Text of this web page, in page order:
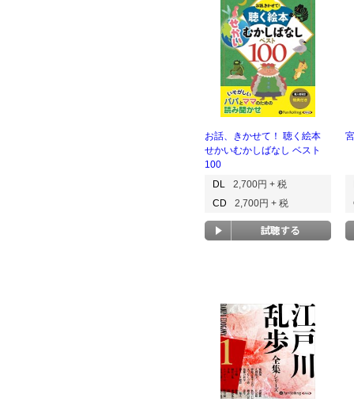
お話、きかせて！ 聴く絵本
せかいむかしばなし ベスト
100
DL
2,700円 + 税
CD
2,700円 + 税